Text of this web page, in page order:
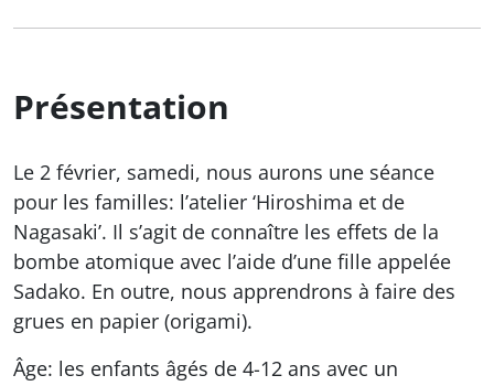
Présentation
Le 2 février, samedi, nous aurons une séance
pour les familles: l’atelier ‘Hiroshima et de
Nagasaki’. Il s’agit de connaître les effets de la
bombe atomique avec l’aide d’une fille appelée
Sadako. En outre, nous apprendrons à faire des
grues en papier (origami).
Âge: les enfants âgés de 4-12 ans avec un